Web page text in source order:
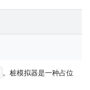
。桩模拟器是一种占位